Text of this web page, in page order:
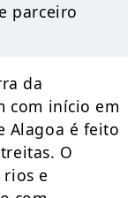
parceiro
da
com início em
Alagoa é feito
O
e